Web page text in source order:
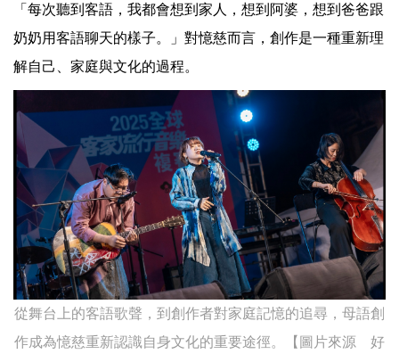
「每次聽到客語，我都會想到家人，想到阿婆，想到爸爸跟
奶奶用客語聊天的樣子。」對憶慈而言，創作是一種重新理
解自己、家庭與文化的過程。
從舞台上的客語歌聲，到創作者對家庭記憶的追尋，母語創
作成為憶慈重新認識自身文化的重要途徑。【圖片來源 好